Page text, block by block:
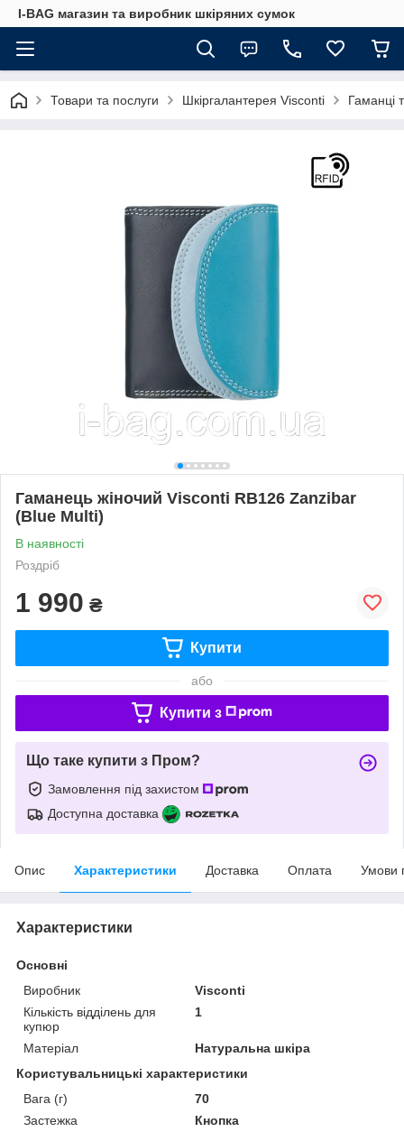
I-BAG магазин та виробник шкіряних сумок
Товари та послуги Шкіргалантерея Visconti Гаманці
Гаманець жіночий Visconti RB126 Zanzibar
(Blue Multi)
В наявності
Роздріб
1 990 ₴
Купити
або
Купити з
Що таке купити з Пром?
Замовлення під захистом
Доступна доставка
Опис Характеристики Доставка Оплата Умови
Характеристики
Основні
Виробник
Visconti
Кількість відділень для
купюр
1
Матеріал
Натуральна шкіра
Користувальницькі характеристики
Вага (г)
70
Застежка
Кнопка